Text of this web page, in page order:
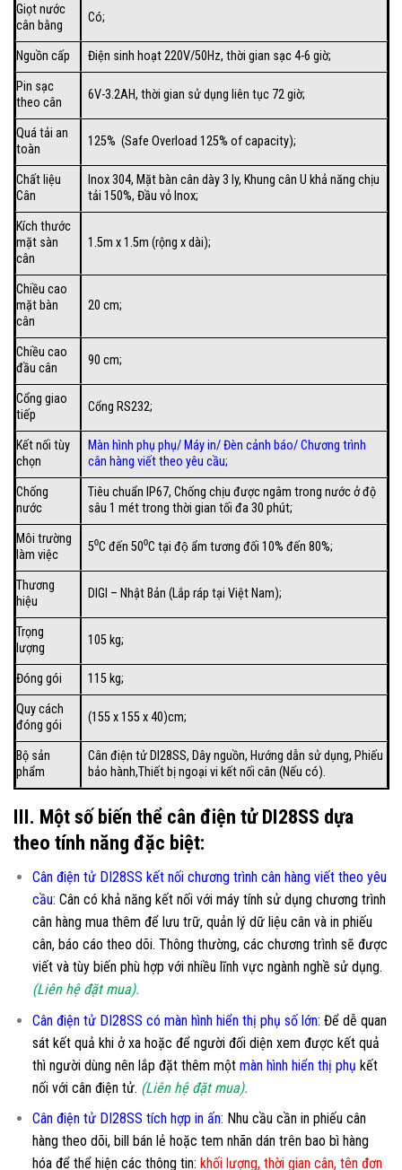
Giọt nước
cân bằng
Có;
Nguồn cấp
Điện sinh hoạt 220V/50Hz, thời gian sạc 4-6 giờ;
Pin sạc
theo cân
6V-3.2AH, thời gian sử dụng liên tục 72 giờ;
Quá tải an
toàn
125% (Safe Overload 125% of capacity);
Chất liệu
Cân
Inox 304, Mặt bàn cân dày 3 ly, Khung cân U khả năng chịu
tải 150%, Đầu vỏ Inox;
Kích thước
mặt sàn
cân
1.5m x 1.5m (rộng x dài);
Chiều cao
mặt bàn
cân
20 cm;
Chiều cao
đầu cân
90 cm;
Cổng giao
tiếp
Cổng RS232;
Kết nối tùy
chọn
Màn hình phụ phụ/ Máy in/Đèn cảnh báo/Chương trình
cân hàng viết theo yêu cầu;
Chống
nước
Tiêu chuẩn IP67, Chống chịu được ngâm trong nước ở độ
sâu 1 mét trong thời gian tối đa 30 phút;
Môi trường
làm việc
5⁰C đến 50⁰C tại độ ẩm tương đối 10% đến 80%;
Thương
hiệu
DIGI – Nhật Bản (Lắp ráp tại Việt Nam);
Trọng
lượng
105 kg;
Đóng gói
115 kg;
Quy cách
đóng gói
(155 x 155 x 40)cm;
Bộ sản
phẩm
Cân điện tử DI28SS, Dây nguồn, Hướng dẫn sử dụng, Phiếu
bảo hành,Thiết bị ngoại vi kết nối cân (Nếu có).
III. Một số biến thể cân điện tử DI28SS dựa
theo tính năng đặc biệt:
Cân điện tử DI28SS kết nối chương trình cân hàng viết theo yêu
cầu: Cân có khả năng kết nối với máy tính sử dụng chương trình
cân hàng mua thêm để lưu trữ, quản lý dữ liệu cân và in phiếu
cân, báo cáo theo dõi. Thông thường, các chương trình sẽ được
viết và tùy biến phù hợp với nhiều lĩnh vực ngành nghề sử dụng.
(Liên hệ đặt mua).
Cân điện tử DI28SS có màn hình hiển thị phụ số lớn: Để dễ quan
sát kết quả khi ở xa hoặc để người đối diện xem được kết quả
thì người dùng nên lắp đặt thêm một màn hình hiển thị phụ kết
nối với cân điện tử. (Liên hệ đặt mua).
Cân điện tử DI28SS tích hợp in ấn: Nhu cầu cần in phiếu cân
hàng theo dõi, bill bán lẻ hoặc tem nhãn dán trên bao bì hàng
hóa để thể hiện các thông tin: khối lượng, thời gian cân, tên đơn